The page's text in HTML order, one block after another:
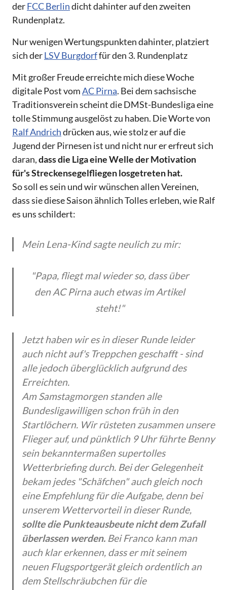
derFCC Berlindicht dahinter auf den zweiten
Rundenplatz.
Nur wenigen Wertungspunkten dahinter, platziert
sich derLSV Burgdorffür den 3. Rundenplatz
Mit großer Freude erreichte mich diese Woche
digitale Post vomAC Pirna. Bei dem sachsische
Traditionsverein scheint die DMSt-Bundesliga eine
tolle Stimmung ausgelöst zu haben. Die Worte von
Ralf Andrichdrücken aus, wie stolz er auf die
Jugend der Pirnesen ist und nicht nur er erfreut sich
daran,dass die Liga eine Welle der Motivation
für's Streckensegelfliegen losgetreten hat.
So soll es sein und wir wünschen allen Vereinen,
dass sie diese Saison ähnlich Tolles erleben, wie Ralf
es uns schildert:
Mein Lena-Kind sagte neulich zu mir:
"Papa, fliegt mal wieder so, dass über
den AC Pirna auch etwas im Artikel
steht!"
Jetzt haben wir es in dieser Runde leider
auch nicht auf's Treppchen geschafft - sind
alle jedoch überglücklich aufgrund des
Erreichten.
Am Samstagmorgen standen alle
Bundesligawilligen schon früh in den
Startlöchern. Wir rüsteten zusammen unsere
Flieger auf, und pünktlich 9 Uhr führte Benny
sein bekanntermaßen supertolles
Wetterbriefing durch. Bei der Gelegenheit
bekam jedes "Schäfchen" auch gleich noch
eine Empfehlung für die Aufgabe, denn bei
unserem Wettervorteil in dieser Runde,
sollte die Punkteausbeute nicht dem Zufall
überlassen werden. Bei Franco kann man
auch klar erkennen, dass er mit seinem
neuen Flugsportgerät gleich ordentlich an
dem Stellschräubchen für die